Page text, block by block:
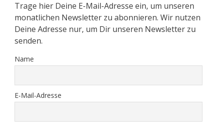
Trage hier Deine E-Mail-Adresse ein, um unseren
monatlichen Newsletter zu abonnieren. Wir nutzen
Deine Adresse nur, um Dir unseren Newsletter zu
senden.
Name
E-Mail-Adresse